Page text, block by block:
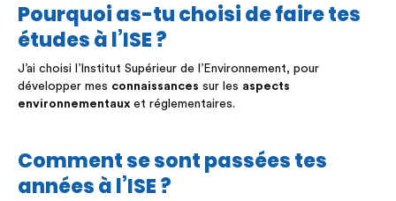
Pourquoi as-tu choisi de faire tes
études à l’ISE ?
J’ai choisi l’Institut Supérieur de l’Environnement, pour
développer mes connaissances sur les aspects
environnementaux et réglementaires.
Comment se sont passées tes
années à l’ISE ?